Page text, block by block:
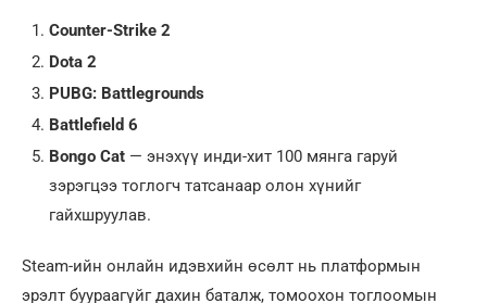
Counter-Strike 2
Dota 2
PUBG: Battlegrounds
Battlefield 6
Bongo Cat — энэхүү инди-хит 100 мянга гаруй
зэрэгцээ тоглогч татсанаар олон хүнийг
гайхшруулав.
Steam-ийн онлайн идэвхийн өсөлт нь платформын
эрэлт буураагүйг дахин баталж, томоохон тоглоомын